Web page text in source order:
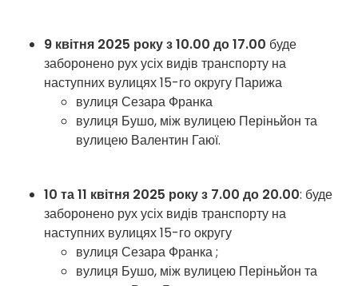
9 квітня 2025 року з 10.00 до 17.00 буде
заборонено рух усіх видів транспорту на
наступних вулицях 15-го округу Парижа
вулиця Сезара Франка
вулиця Бушо, між вулицею Періньйон та
вулицею Валентин Гаюї.
10 та 11 квітня 2025 року з 7.00 до 20.00: буде
заборонено рух усіх видів транспорту на
наступних вулицях 15-го округу
вулиця Сезара Франка ;
вулиця Бушо, між вулицею Періньйон та